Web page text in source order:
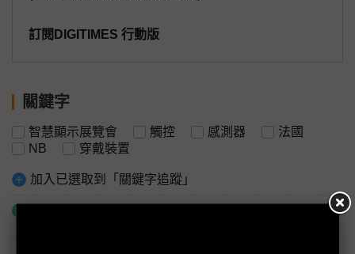
訂閱DIGITIMES 行動版
關鍵字
智慧顯示展覽會 觸控 感測器
法國
NB
穿戴裝置
加入已選取到「關鍵字追蹤」